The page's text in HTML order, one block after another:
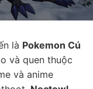
là Pokemon Cú
và quen thuộc
và anime